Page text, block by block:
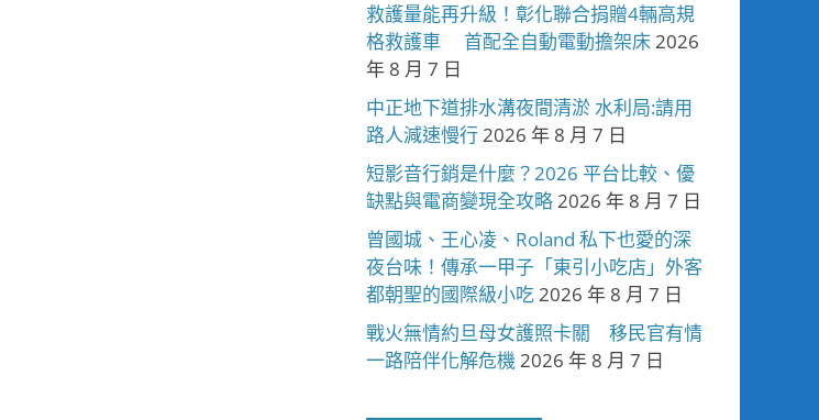
救護量能再升級！彰化聯合捐贈4輛高規
格救護車 首配全自動電動擔架床2026
年 8 月 7 日
中正地下道排水溝夜間清淤 水利局:請用
路人減速慢行2026 年 8 月 7 日
短影音行銷是什麼？2026 平台比較、優
缺點與電商變現全攻略2026 年 8 月 7 日
曾國城、王心凌、Roland 私下也愛的深
夜台味！傳承一甲子「東引小吃店」外客
都朝聖的國際級小吃2026 年 8 月 7 日
戰火無情約旦母女護照卡關 移民官有情
一路陪伴化解危機2026 年 8 月 7 日